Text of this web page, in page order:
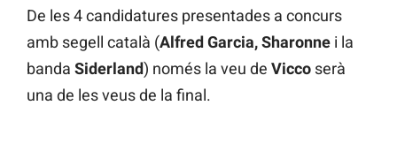
De les 4 candidatures presentades a concurs
amb segell català (Alfred Garcia, Sharonne i la
banda Siderland) només la veu de Vicco serà
una de les veus de la final.